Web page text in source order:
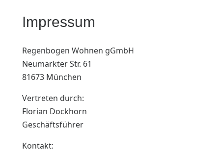
Impressum
Regenbogen Wohnen gGmbH
Neumarkter Str. 61
81673 München
Vertreten durch:
Florian Dockhorn
Geschäftsführer
Kontakt: